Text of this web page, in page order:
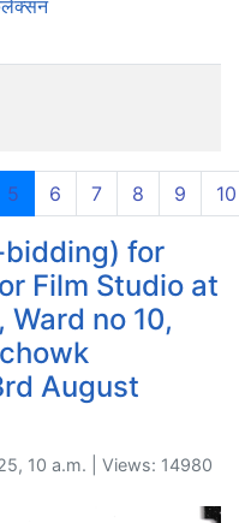
5 (current)
6 7 8 9 10
for
Film Studio at
no 10,
August
10 a.m. | Views: 14980